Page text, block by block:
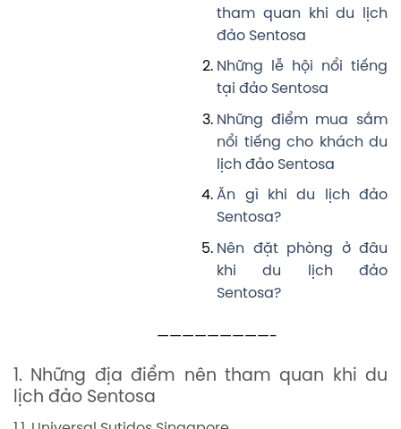
tham quan khi du lịch
đảo Sentosa
Những lễ hội nổi tiếng
tại đảo Sentosa
Những điểm mua sắm
nổi tiếng cho khách du
lịch đảo Sentosa
Ăn gì khi du lịch đảo
Sentosa?
Nên đặt phòng ở đâu
khi du lịch đảo
Sentosa?
—————————-
1. Những địa điểm nên tham quan khi du
lịch đảo Sentosa